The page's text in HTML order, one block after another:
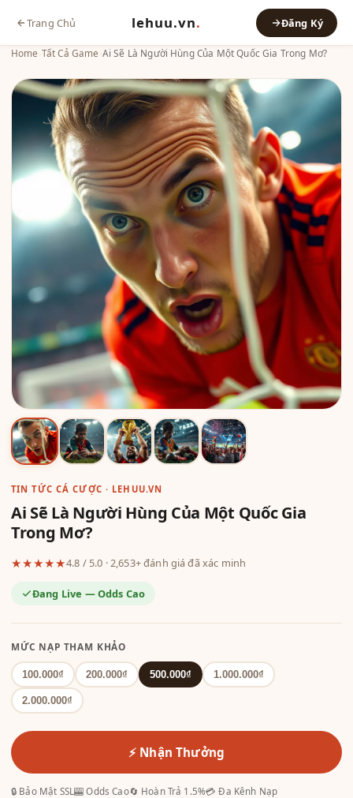
Trang Chủ lehuu.vn. Đăng Ký
Home›Tất Cả Game›Ai Sẽ Là Người Hùng Của Một Quốc Gia Trong Mơ?
TIN TỨC CÁ CƯỢC · LEHUU.VN
Ai Sẽ Là Người Hùng Của Một Quốc Gia
Trong Mơ?
★★★★★4.8 / 5.0 · 2,653+ đánh giá đã xác minh
Đang Live — Odds Cao
MỨC NẠP THAM KHẢO
100.000₫ 200.000₫ 500.000₫ 1.000.000₫
2.000.000₫
⚡ Nhận Thưởng
🔒 Bảo Mật SSL🎰 Odds Cao🔄 Hoàn Trả 1.5%💳 Đa Kênh Nạp